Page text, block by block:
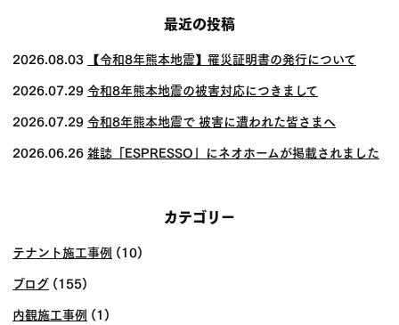
ゲー
ショ
ン
最近の投稿
2026.08.03 【令和8年熊本地震】罹災証明書の発行について
2026.07.29令和8年熊本地震の被害対応につきまして
2026.07.29令和8年熊本地震で 被害に遭われた皆さまへ
2026.06.26雑誌「ESPRESSO」にネオホームが掲載されました
カテゴリー
テナント施工事例 (10)
ブログ (155)
内観施工事例 (1)